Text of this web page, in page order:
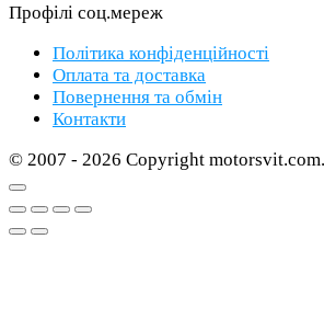
Профілі соц.мереж
Політика конфіденційності
Оплата та доставка
Повернення та обмін
Контакти
© 2007 - 2026 Copyright